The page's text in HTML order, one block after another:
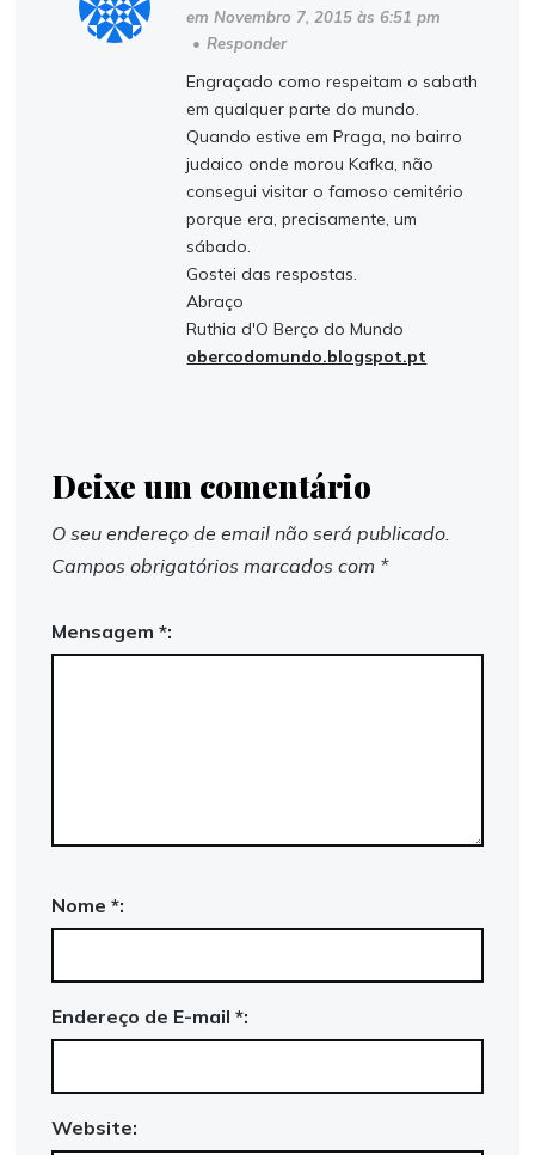
em Novembro 7, 2015 às 6:51 pm
• Responder
Engraçado como respeitam o sabath
em qualquer parte do mundo.
Quando estive em Praga, no bairro
judaico onde morou Kafka, não
consegui visitar o famoso cemitério
porque era, precisamente, um
sábado.
Gostei das respostas.
Abraço
Ruthia d'O Berço do Mundo
obercodomundo.blogspot.pt
Deixe um comentário
O seu endereço de email não será publicado.
Campos obrigatórios marcados com *
Mensagem *:
Nome *:
Endereço de E-mail *:
Website: